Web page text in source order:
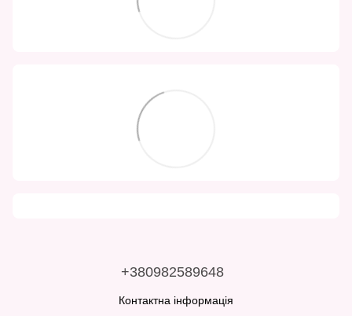
+380982589648
Контактна інформація